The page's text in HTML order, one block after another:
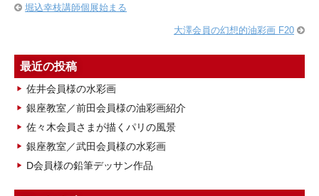
堀込幸枝講師個展始まる
大澤会員の幻想的油彩画 F20
最近の投稿
佐井会員様の水彩画
銀座教室／前田会員様の油彩画紹介
佐々木会員さまが描くパリの風景
銀座教室／武田会員様の水彩画
D会員様の鉛筆デッサン作品